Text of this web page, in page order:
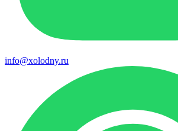
info@xolodny.ru